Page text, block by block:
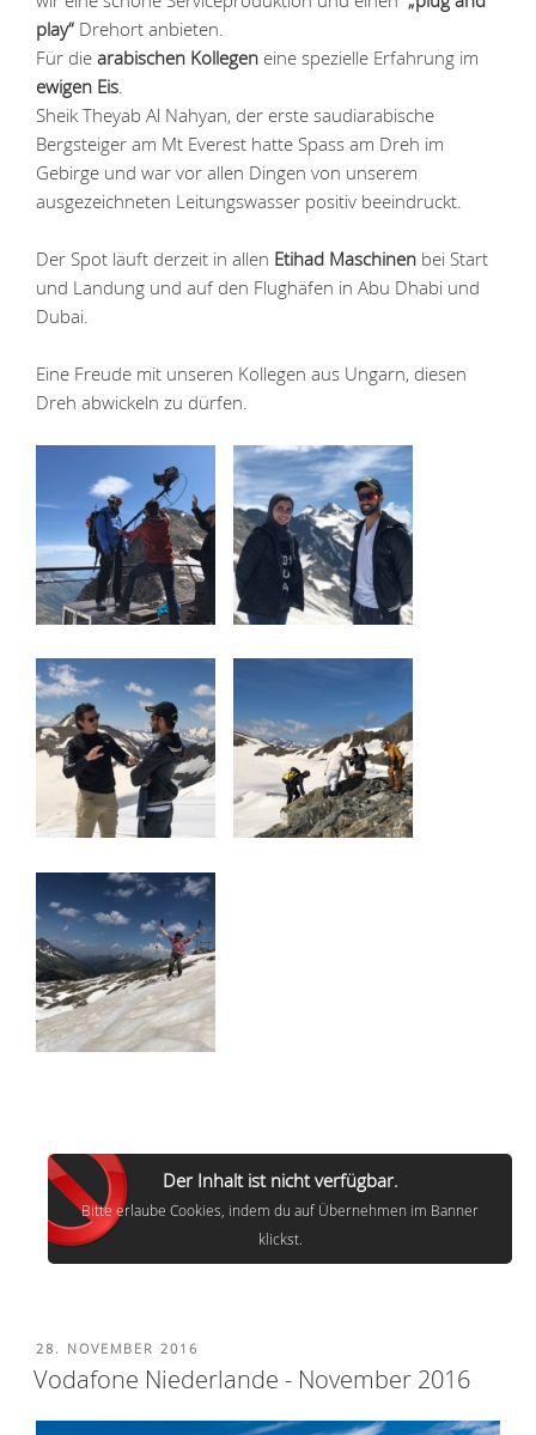
play“ Drehort anbieten.
Für die arabischen Kollegen eine spezielle Erfahrung im
ewigen Eis
Sheik Theyab Al Nahyan, der erste saudiarabische
Bergsteiger am Mt Everest hatte Spass am Dreh im
Gebirge und war vor allen Dingen von unserem
ausgezeichneten Leitungswasser positiv beeindruckt.
Der Spot läuft derzeit in allen Etihad Maschinen bei Start
und Landung und auf den Flughäfen in Abu Dhabi und
Dubai.
Eine Freude mit unseren Kollegen aus Ungarn, diesen
Dreh abwickeln zu dürfen.
Der Inhalt ist nicht verfügbar.
Bitte erlaube Cookies, indem du auf Übernehmen im Banner
klickst.
VERÖFFENTLICHT
AM
28. NOVEMBER 2016
Vodafone Niederlande - November 2016